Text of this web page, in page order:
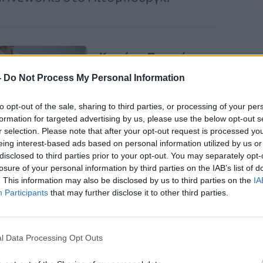
Do Not Process My Personal Information
opt-out of the sale, sharing to third parties, or processing of your
for targeted advertising by us, please use the below opt-out
selection. Please note that after your opt-out request is processed
interest-based ads based on personal information utilized by us
to third parties prior to your opt-out. You may separately
of your personal information by third parties on the IAB’s list of
This information may also be disclosed by us to third parties on the
Participants that may further disclose it to other third parties.
Data Processing Opt Outs
Καρκίνος Προστάτη:
Νέα Ελάχιστα
Θεραπεία με NanoKnife
άνθρωποιναρκισσιστές. Μόνο το
ναρκισσιστικής